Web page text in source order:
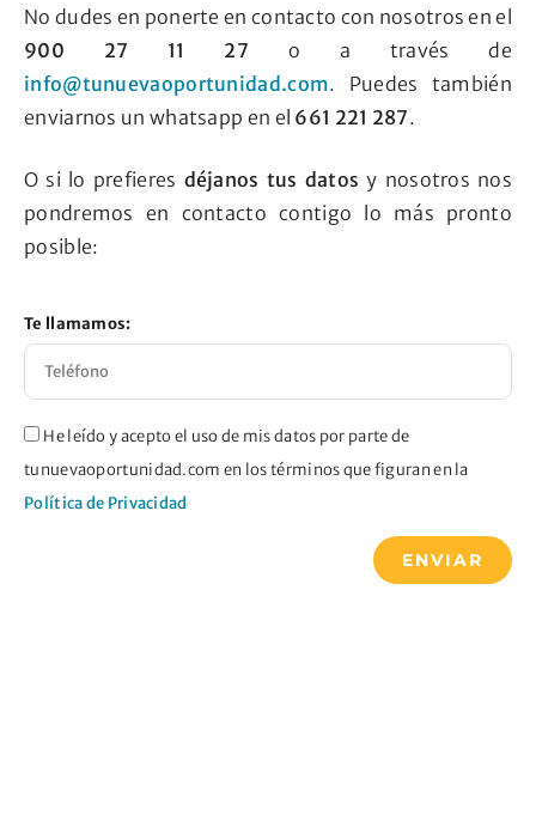
No dudes en ponerte en contacto con nosotros en el
900 27 11 27 o a través de
info@tunuevaoportunidad.com. Puedes también
enviarnos un whatsapp en el 661 221 287.
O si lo prefieres déjanos tus datos y nosotros nos
pondremos en contacto contigo lo más pronto
posible:
Te llamamos:
He leído y acepto el uso de mis datos por parte de
tunuevaoportunidad.com en los términos que figuran en la
Política de Privacidad
ENVIAR